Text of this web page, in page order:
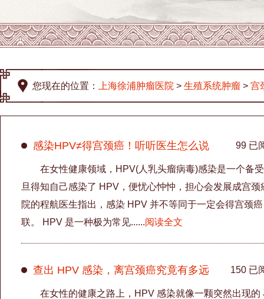
您现在的位置： 上海徐浦肿瘤医院 > 生殖系统肿瘤 > 宫
感染HPV≠得宫颈癌！听听医生怎么说 99 已
在女性健康领域，HPV(人乳头瘤病毒)感染是一个备
旦得知自己感染了 HPV，便忧心忡忡，担心会发展成宫
院的程航医生指出，感染 HPV 并不等同于一定会得宫颈
联。 HPV 是一种极为常见......阅读全文
查出 HPV 感染，离宫颈癌究竟有多远 150 已
在女性的健康之路上，HPV 感染就像一颗突然出现